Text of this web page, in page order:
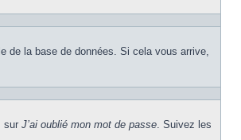
de la base de données. Si cela vous arrive,
sur J’ai oublié mon mot de passe. Suivez les